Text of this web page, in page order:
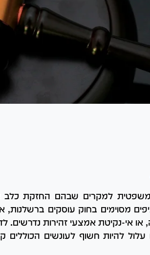
1977, קובע מסגרת משפטית למקרים שבהם
מסוימים בחוק עוסקים ברשלנות,
אי-נקיטת אמצעי זהירות
להיות חשוף לעונשים הכוללים